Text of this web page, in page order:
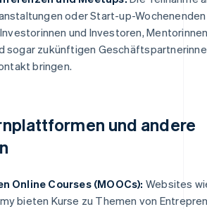
oder Start-up-
und Investoren,
sogar zukünftigen
bringen.
und andere
Online Courses (MOOCs): Websites
bieten Kurse zu Themen von